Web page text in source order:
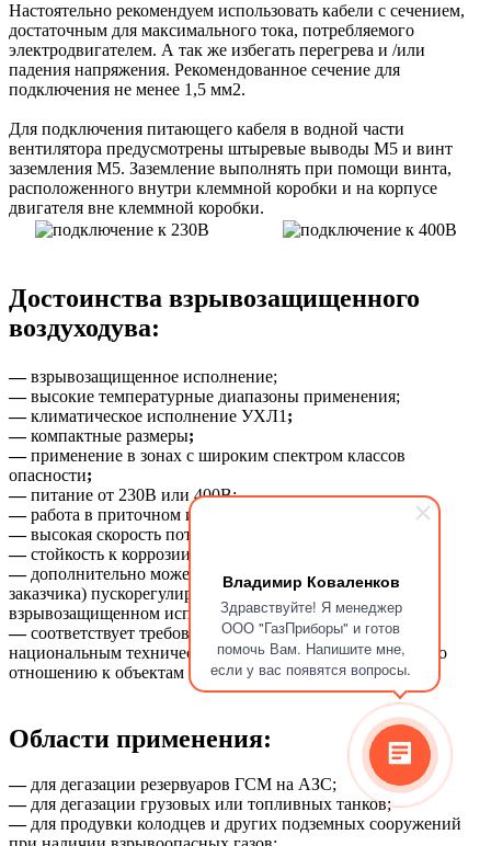
Владимир Коваленков
Здравствуйте! Я менеджер
ООО "ГазПриборы" и готов
помочь Вам. Напишите мне,
если у вас появятся вопросы.
Настоятельно рекомендуем использовать кабели с сечением,
достаточным для максимального тока, потребляемого
электродвигателем. А так же избегать перегрева и /или
падения напряжения. Рекомендованное сечение для
подключения не менее 1,5 мм2.
Для подключения питающего кабеля в водной части
вентилятора предусмотрены штыревые выводы М5 и винт
заземления М5. Заземление выполнять при помощи винта,
расположенного внутри клеммной коробки и на корпусе
двигателя вне клеммной коробки.
Достоинства взрывозащищенного
воздуходува:
—взрывозащищенное исполнение;
—высокие температурные диапазоны применения;
—климатическое исполнение УХЛ1 ;
—компактные размеры;
—применение в зонах с широким спектром классов
опасности;
—питание от 230В или 400В;
—работа в приточном и вытяжном режимах;
—высокая скорость потока;
—стойкость к коррозии и химическим веществам;
—дополнительно может комплектоваться (по желанию
заказчика) пускорегулирующей аппаратурой во
взрывозащищенном исполнении;
—соответствует требованиям Ростехнадзору РФ и
национальным техническим надзорам стран ТС и СНГ по
отношению к объектам I, II, III, IV классов опасности.
Области применения:
—для дегазации резервуаров ГСМ на АЗС;
—для дегазации грузовых или топливных танков;
—для продувки колодцев и других подземных сооружений